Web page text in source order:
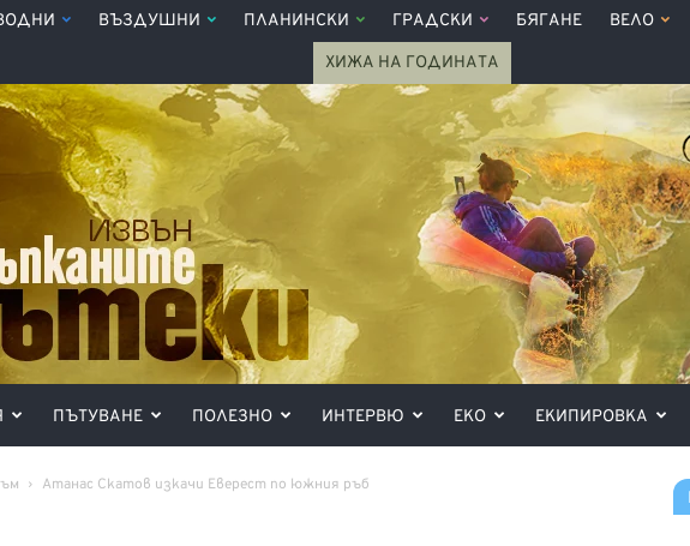
ВЪЗДУШНИ ПЛАНИНСКИ ГРАДСКИ БЯГАНЕ ВЕЛО
ХИЖА НА ГОДИНАТА
ПЪТУВАНЕ ПОЛЕЗНО ИНТЕРВЮ ЕКО ЕКИПИРОВКА
Атанас Скатов изкачи Еверест по южния ръб